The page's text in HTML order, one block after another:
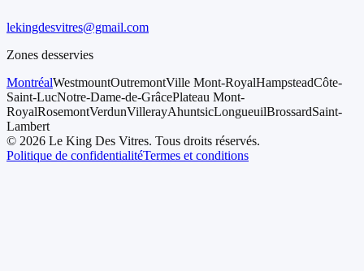
lekingdesvitres@gmail.com
Zones desservies
MontréalWestmountOutremontVille Mont-RoyalHampsteadCôte-
Saint-LucNotre-Dame-de-GrâcePlateau Mont-
RoyalRosemontVerdunVillerayAhuntsicLongueuilBrossardSaint-
Lambert
© 2026 Le King Des Vitres. Tous droits réservés.
Politique de confidentialitéTermes et conditions